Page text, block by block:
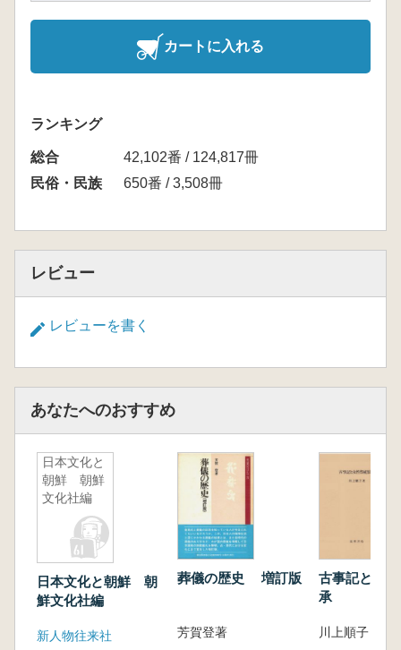
カートに入れる
ランキング
総合
42,102番 / 124,817冊
民俗・民族
650番 / 3,508冊
レビュー
レビューを書く
あなたへのおすすめ
日本文化と
朝鮮 朝鮮
文化社編
日本文化と朝鮮 朝
鮮文化社編
新人物往来社
葬儀の歴史 増訂版
芳賀登著
古事記と女
承
川上順子 著